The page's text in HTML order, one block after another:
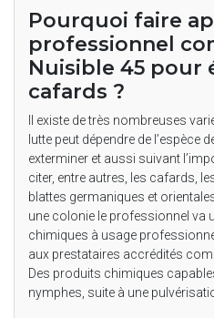
Pourquoi faire
professionnel
Nuisible 45 pour
cafards ?
Il existe de très nombreuses
lutte peut dépendre de l’espèce
exterminer et aussi suivant
citer, entre autres, les cafards,
blattes germaniques et
une colonie le professionnel va
chimiques à usage
aux prestataires accrédités
Des produits chimiques
nymphes, suite à une